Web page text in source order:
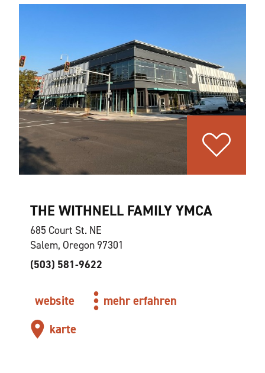
THE WITHNELL FAMILY YMCA
685 Court St. NE
Salem, Oregon 97301
(503) 581-9622
website
mehr erfahren
karte